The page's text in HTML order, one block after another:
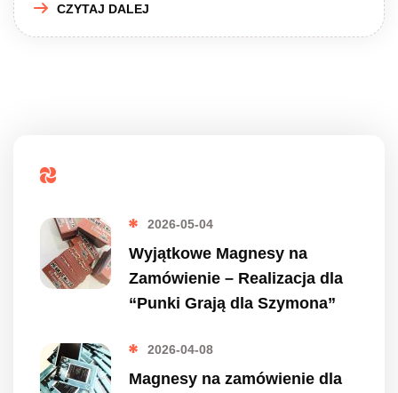
CZYTAJ DALEJ
2026-05-04
Wyjątkowe Magnesy na
Zamówienie – Realizacja dla
“Punki Grają dla Szymona”
2026-04-08
Magnesy na zamówienie dla